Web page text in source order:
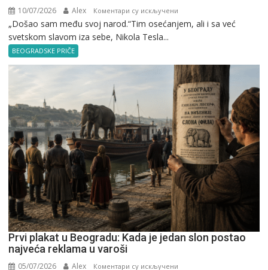
10/07/2026 Alex Коментари су искључени
Nikola
„Došao sam među svoj narod.“Tim osećanjem, ali i sa već
svetskom slavom iza sebe, Nikola Tesla...
BEOGRADSKE PRIČE
Prvi plakat u Beogradu: Kada je jedan slon postao
najveća reklama u varoši
05/07/2026 Alex Коментари су искључени